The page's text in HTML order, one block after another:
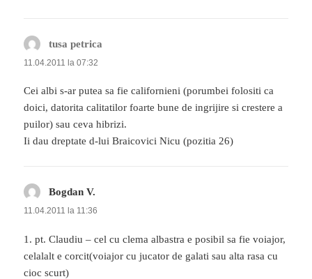
tusa petrica
11.04.2011 la 07:32
Cei albi s-ar putea sa fie californieni (porumbei folositi ca
doici, datorita calitatilor foarte bune de ingrijire si crestere a
puilor) sau ceva hibrizi.
Ii dau dreptate d-lui Braicovici Nicu (pozitia 26)
Bogdan V.
11.04.2011 la 11:36
1. pt. Claudiu – cel cu clema albastra e posibil sa fie voiajor,
celalalt e corcit(voiajor cu jucator de galati sau alta rasa cu
cioc scurt)